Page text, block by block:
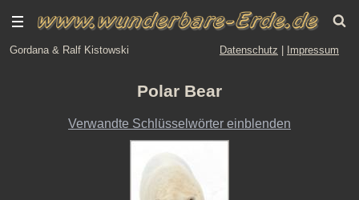
Gordana & Ralf Kistowski Datenschutz Impressum
Polar Bear
Verwandte Schlüsselwörter einblenden